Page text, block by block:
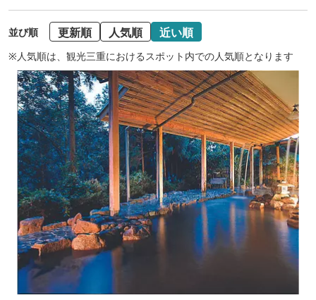
並び順 更新順 人気順 近い順
※人気順は、観光三重におけるスポット内での人気順となります